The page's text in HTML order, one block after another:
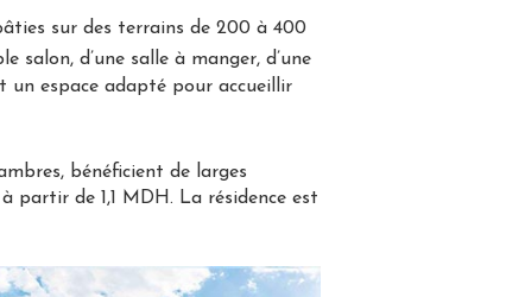
sur des terrains de 200 à 400
salon, d’une salle à manger, d’une
un espace adapté pour accueillir
bénéficient de larges
partir de 1,1 MDH. La résidence est